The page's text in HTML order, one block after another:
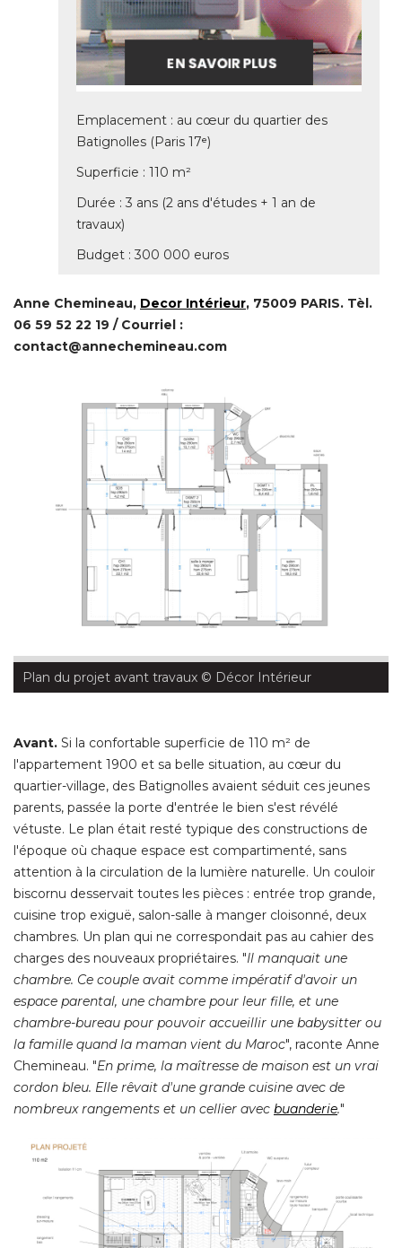
Emplacement : au cœur du quartier des
Batignolles (Paris 17ᵉ)
Superficie : 110 m²
Durée : 3 ans (2 ans d'études + 1 an de
Budget : 300 000 euros
06 59 52 22 19 / Courriel :
contact@annechemineau.com
Plan du projet avant travaux © Décor Intérieur
Avant.Si la confortable superficie de 110 m² de
l'appartement 1900 et sa belle situation, au cœur du
quartier-village, des Batignolles avaient séduit ces jeunes
parents, passée la porte d'entrée le bien s'est révélé
vétuste. Le plan était resté typique des constructions de
l'époque où chaque espace est compartimenté, sans
attention à la circulation de la lumière naturelle. Un couloir
biscornu desservait toutes les pièces : entrée trop grande,
cuisine trop exiguë, salon-salle à manger cloisonné, deux
chambres. Un plan qui ne correspondait pas au cahier des
charges des nouveaux propriétaires. "Il manquait une
chambre. Ce couple avait comme impératif d'avoir un
espace parental, une chambre pour leur fille, et une
chambre-bureau pour pouvoir accueillir une babysitter ou
la famille quand la maman vient du Maroc", raconte Anne
cordon bleu. Elle rêvait d'une grande cuisine avec de
nombreux rangements et un cellier avec
buanderie